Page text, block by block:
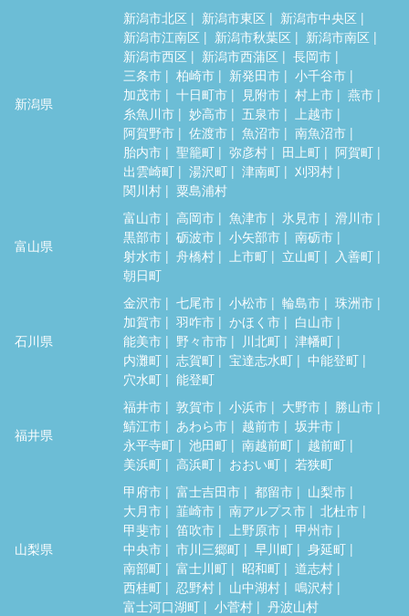
新潟県
新潟市北区 新潟市東区
新潟市中央区
新潟市江南区
新潟市秋葉区
新潟市南区
新潟市西区
新潟市西蒲区
長岡市
三条市
柏崎市 新発田市
小千谷市
加茂市
十日町市 見附市 村上市
燕市
糸魚川市
妙高市 五泉市
上越市
阿賀野市
佐渡市 魚沼市
南魚沼市
胎内市
聖籠町 弥彦村 田上町
阿賀町
出雲崎町
湯沢町 津南町
刈羽村
関川村
粟島浦村
富山県
富山市 高岡市 魚津市 氷見市
滑川市
黒部市
砺波市 小矢部市
南砺市
射水市
舟橋村 上市町 立山町
入善町
朝日町
石川県
金沢市 七尾市 小松市 輪島市
珠洲市
加賀市
羽咋市 かほく市
白山市
能美市
野々市市 川北町
津幡町
内灘町
志賀町 宝達志水町
中能登町
穴水町
能登町
福井県
福井市 敦賀市 小浜市 大野市
勝山市
鯖江市
あわら市 越前市
坂井市
永平寺町
池田町 南越前町
越前町
美浜町
高浜町 おおい町 若狭町
山梨県
甲府市 富士吉田市 都留市
山梨市
大月市
韮崎市 南アルプス市
北杜市
甲斐市
笛吹市 上野原市
甲州市
中央市
市川三郷町 早川町
身延町
南部町
富士川町 昭和町
道志村
西桂町
忍野村 山中湖村
鳴沢村
富士河口湖町
小菅村 丹波山村